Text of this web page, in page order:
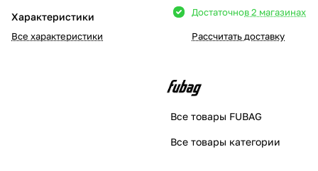
Характеристики
Все характеристики
Достаточнов 2 магазинах
Рассчитать доставку
Все товары FUBAG
Все товары категории
в корзину
% картой любого банка